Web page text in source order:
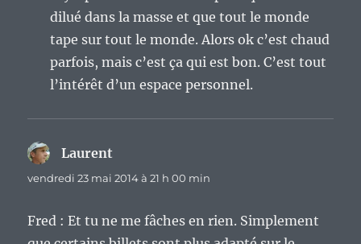
dilué dans la masse et que tout le monde
tape sur tout le monde. Alors ok c’est chaud
parfois, mais c’est ça qui est bon. C’est tout
l’intérêt d’un espace personnel.
Laurent
vendredi 23 mai 2014 à 21 h 00 min
Fred : Et tu ne me fâches en rien. Simplement